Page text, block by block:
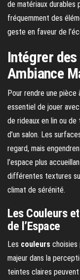
de matériaux durables
fréquemment des
geste en faveur de
Intégrer
Ambiance
Pour rendre une
essentiel de jouer
de rideaux en lin ou
d’un salon. Les
regard, mais
l’espace plus
différentes textures
climat de sérénité.
Les Couleurs
de l’Espace
Les couleurs choisies
majeur dans la
teintes claires